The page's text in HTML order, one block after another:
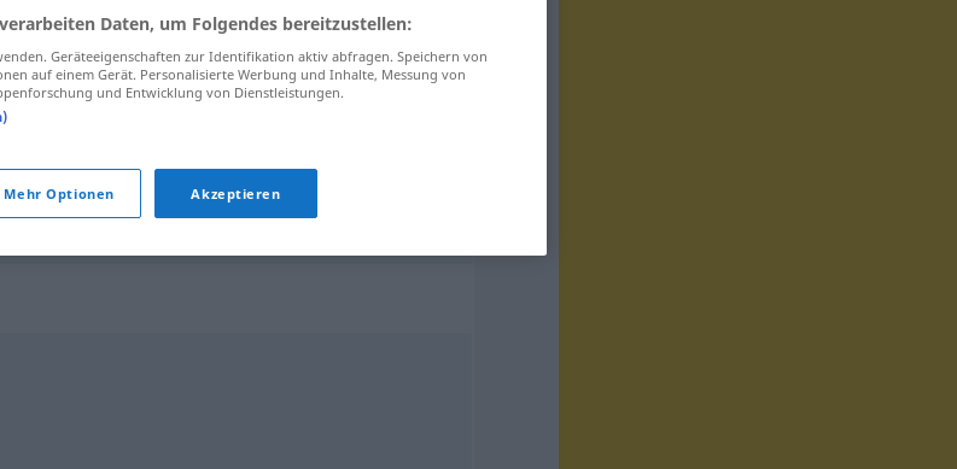
planmäßig Abfahrt, Ankunft
planmäßige Abfahrt/Ankunft
Daten, um Folgendes bereitzustellen:
Geräteeigenschaften zur Identifikation aktiv abfragen. Speichern von
auf einem Gerät. Personalisierte Werbung und Inhalte, Messung von
und Entwicklung von Dienstleistungen.
Mehr Optionen Akzeptieren